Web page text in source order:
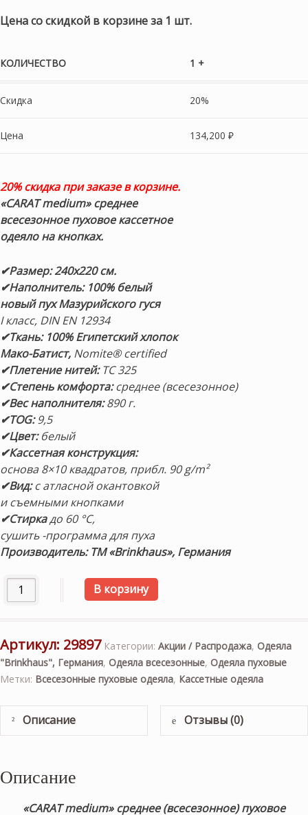
Цена со скидкой в корзине за 1 шт.
КОЛИЧЕСТВО 1 +
Скидка 20%
Цена 134,200 ₽
20% скидка при заказе в корзине.
«CARAT medium» среднее
всесезонное пуховое кассетное
одеяло на кнопках.
✔Размер: 240х220 см.
✔Наполнитель: 100% белый
новый пух Мазурийского гуся
I класс, DIN EN 12934
✔Ткань: 100% Египетский хлопок
Мако-Батист, Nomite® certified
✔Плетение нитей:TC 325
✔Степень комфорта: среднее (всесезонное)
✔Вес наполнителя:890 г.
✔TOG:9,5
✔Цвет:белый
✔Кассетная конструкция:
основа 8×10 квадратов, прибл. 90 g/m²
✔Вид:с атласной окантовкой
и съемными кнопками
✔Стиркадо 60 °C,
сушить -программа для пуха
Производитель: ТМ «Brinkhaus», Германия
Количество товара «CARAT medium» 240х220см.
В корзину
Артикул: 29897 Категории: Акции / Распродажа, Одеяла
"Brinkhaus", Германия, Одеяла всесезонные, Одеяла пуховые
Метки: Всесезонные пуховые одеяла, Кассетные одеяла
Описание Отзывы (0)
Описание
«CARAT medium» среднее (всесезонное) пуховое